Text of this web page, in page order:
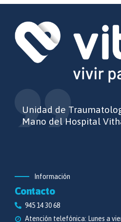
Unidad de
Mano del Hospital
Información
Contacto
945 14 30 68
Atención telefónica: Lunes a